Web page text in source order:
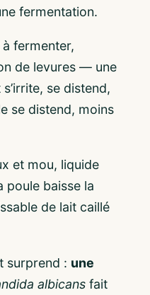
fermentation.
fermenter,
de levures — une
se distend,
se distend, moins
et mou, liquide
poule baisse la
de lait caillé
surprend : une
albicans fait